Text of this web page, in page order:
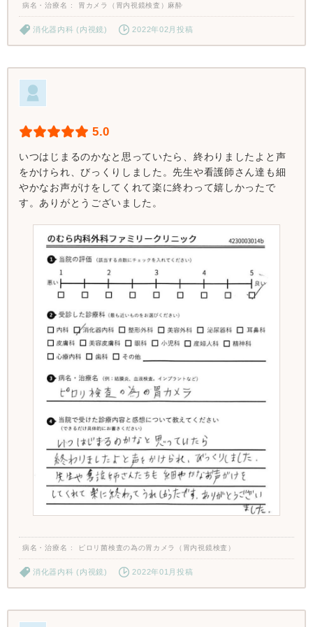
病名・治療名 胃カメラ（胃内視鏡検査）麻酔
消化器内科 (内視鏡) 2022年02月投稿
5.0
いつはじまるのかなと思っていたら、終わりましたよと声
をかけられ、びっくりしました。先生や看護師さん達も細
やかなお声がけをしてくれて楽に終わって嬉しかったで
す。ありがとうございました。
病名・治療名 ピロリ菌検査の為の胃カメラ（胃内視鏡検査）
消化器内科 (内視鏡) 2022年01月投稿